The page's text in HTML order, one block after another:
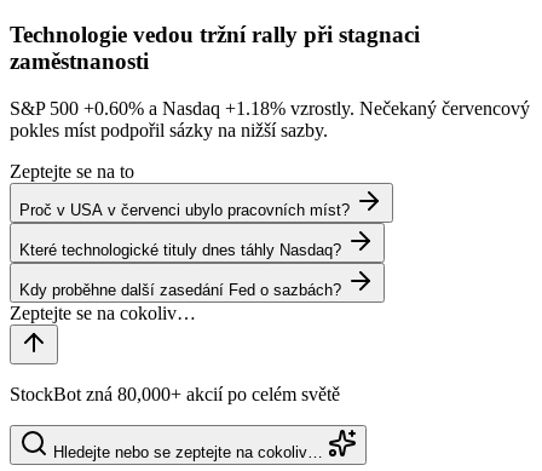
Technologie vedou tržní rally při stagnaci
zaměstnanosti
S&P 500 +0.60% a Nasdaq +1.18% vzrostly. Nečekaný červencový
pokles míst podpořil sázky na nižší sazby.
Zeptejte se na to
Proč v USA v červenci ubylo pracovních míst?
Které technologické tituly dnes táhly Nasdaq?
Kdy proběhne další zasedání Fed o sazbách?
StockBot zná 80,000+ akcií po celém světě
Hledejte nebo se zeptejte na cokoliv…